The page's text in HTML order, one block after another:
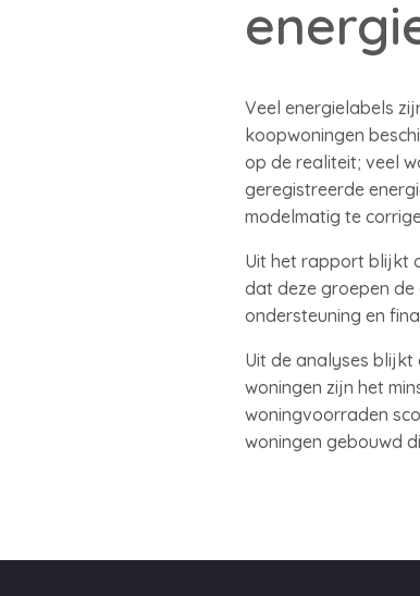
Veel energielabels
koopwoningen
op de realiteit; veel
geregistreerde
modelmatig te
Uit het rapport blijkt
dat deze groepen
ondersteuning en
Uit de analyses blijkt
woningen zijn het
woningvoorraden
woningen gebouwd